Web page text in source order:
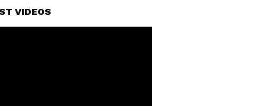
VIDEOS